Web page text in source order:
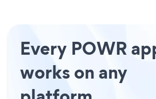
Every POWR
works on any